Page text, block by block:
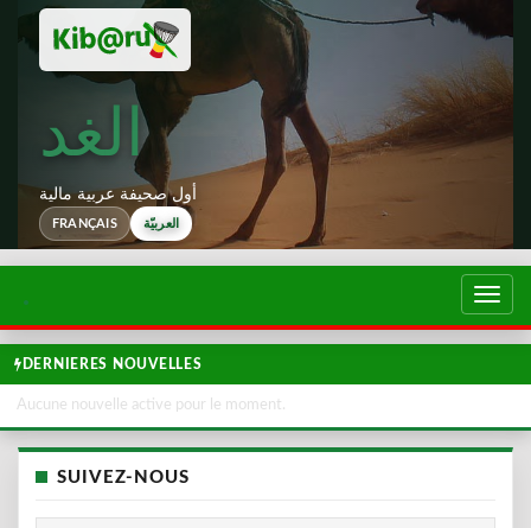
الغد
أول صحيفة عربية مالية
FRANÇAIS العربيّة
تبديل
DERNIERES NOUVELLES
Aucune nouvelle active pour le moment.
SUIVEZ-NOUS